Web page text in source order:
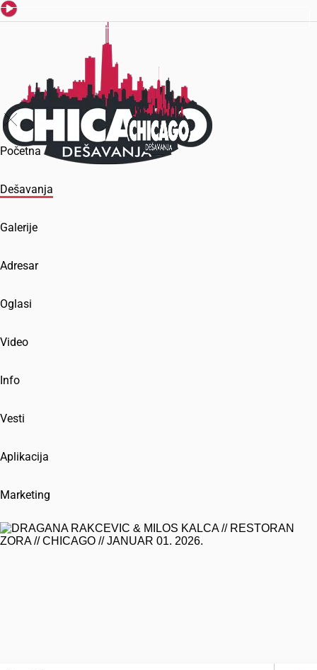
Početna
Dešavanja
Galerije
Adresar
Oglasi
Video
Info
Vesti
Aplikacija
Marketing